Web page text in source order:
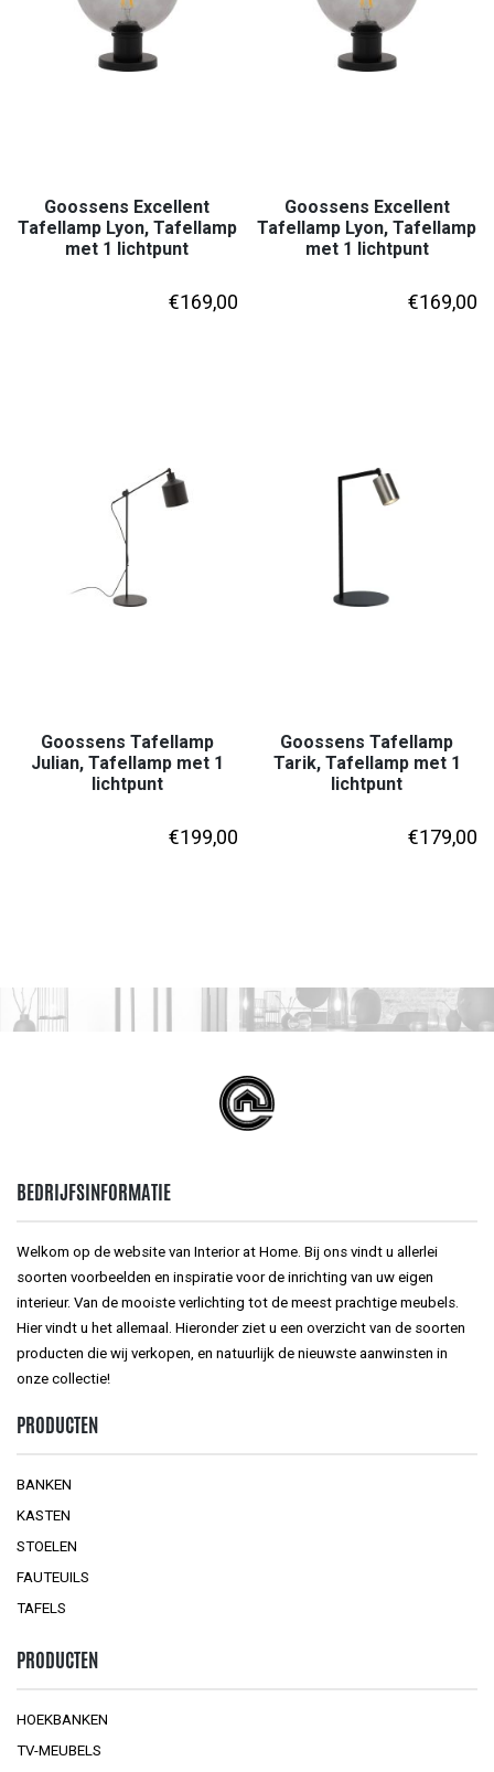
Goossens Excellent
Tafellamp Lyon, Tafellamp
met 1 lichtpunt
€169,00
Goossens Excellent
Tafellamp Lyon, Tafellamp
met 1 lichtpunt
€169,00
Goossens Tafellamp
Julian, Tafellamp met 1
lichtpunt
€199,00
Goossens Tafellamp
Tarik, Tafellamp met 1
lichtpunt
€179,00
BEDRIJFSINFORMATIE
Welkom op de website van Interior at Home. Bij ons vindt u allerlei
soorten voorbeelden en inspiratie voor de inrichting van uw eigen
interieur. Van de mooiste verlichting tot de meest prachtige meubels.
Hier vindt u het allemaal. Hieronder ziet u een overzicht van de soorten
producten die wij verkopen, en natuurlijk de nieuwste aanwinsten in
onze collectie!
PRODUCTEN
BANKEN
KASTEN
STOELEN
FAUTEUILS
TAFELS
PRODUCTEN
HOEKBANKEN
TV-MEUBELS